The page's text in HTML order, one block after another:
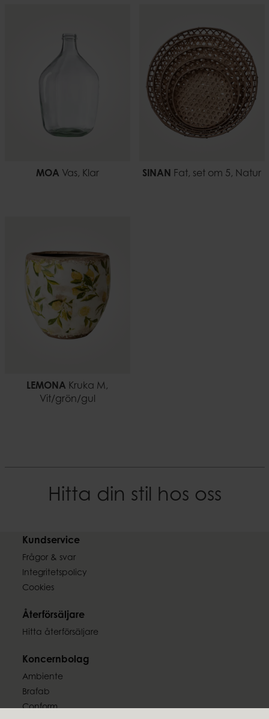
MOA Vas, Klar SINAN Fat, set om 5, Natur
LEMONA Kruka M,
Vit/grön/gul
Hitta din stil hos oss
Kundservice
Frågor & svar
Integritetspolicy
Cookies
Återförsäljare
Hitta återförsäljare
Koncernbolag
Ambiente
Brafab
Conform